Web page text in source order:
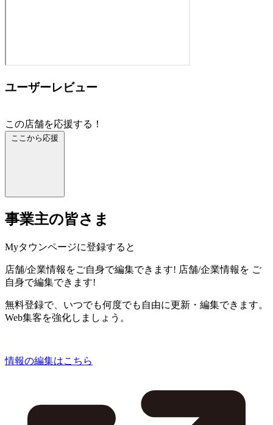
ユーザーレビュー
この店舗を応援する！
ここから応援
事業主の皆さま
Myタウンページに登録すると
店舗/企業情報をご自身で編集できます! 店舗/企業情報を ご
自身で編集できます!
無料登録で、いつでも何度でも自由に更新・編集できます。
Web集客を強化しましょう。
情報の編集はこちら